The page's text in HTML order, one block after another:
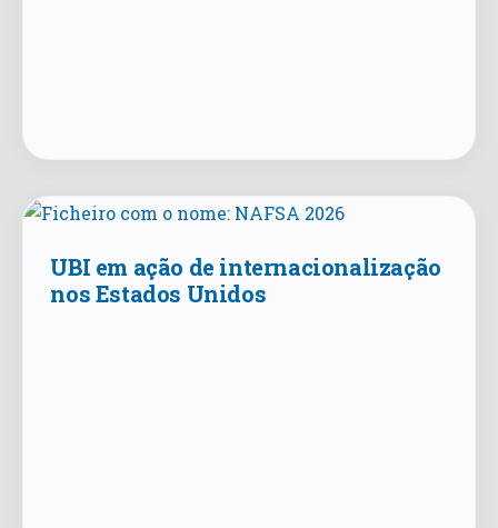
UBI em ação de internacionalização
nos Estados Unidos